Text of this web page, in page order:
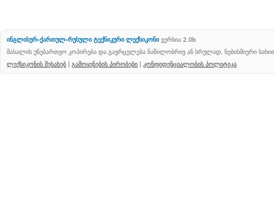
ინგლისურ-ქართულ-რუსული ტექნიკური ლექსიკონი ვერსია 2.0b
მასალის უნებართვო კოპირება და გავრცელება ნაწილობრივ ან სრულად, ნებისმიერი
ლექსიკონის შესახებ | გამოყენების პირობები | კონფიდენციალობის პოლიტიკა